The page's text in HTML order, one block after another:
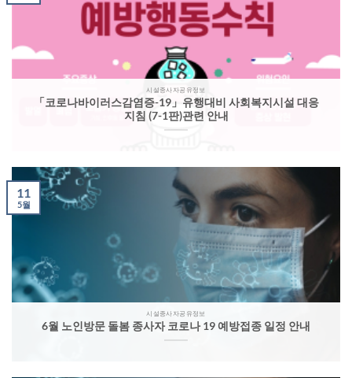
시설종사자공유정보
「코로나바이러스감염증-19」유행대비 사회복지시설 대응
지침 (7-1판)관련 안내
시설종사자공유정보
6월 노인방문 돌봄 종사자 코로나 19 예방접종 일정 안내
11
5월